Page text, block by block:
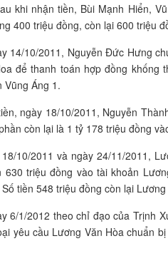
khi nhận tiền, Bùi Mạnh Hiển,
400 triệu đồng, còn lại 600 triệu
14/10/2011, Nguyễn Đức Hưng
để thanh toán hợp đồng
Vũng Áng 1.
ngày 18/10/2011, Nguyễn
còn lại là 1 tỷ 178 triệu đồng
10/2011 và ngày 24/11/2011,
630 triệu đồng vào tài khoản
tiền 548 triệu đồng còn lại
6/1/2012 theo chỉ đạo của Trịnh
yêu cầu Lương Văn Hòa chuẩn